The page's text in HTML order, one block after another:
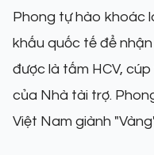
Phong tự hào khoác
khấu quốc tế để
được là tấm HCV,
của Nhà tài trợ.
Việt Nam giành